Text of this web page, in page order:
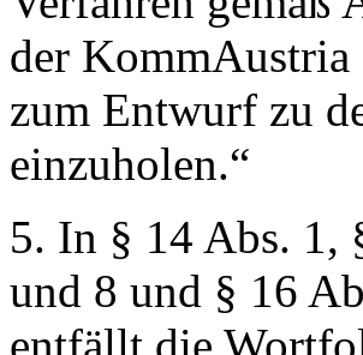
der KommAustria
zum Entwurf zu
einzuholen.“
5. In § 14 Abs. 1,
und 8 und § 16